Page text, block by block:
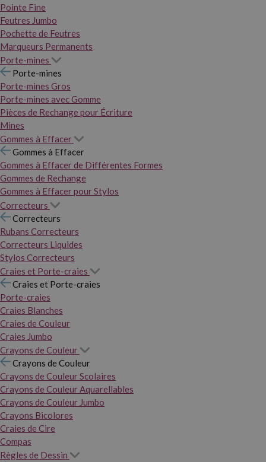
Pointe Fine
Feutres Jumbo
Pochette de Feutres
Marqueurs Permanents
Porte-mines
Porte-mines
Porte-mines Gros
Porte-mines avec Gomme
Pièces de Rechange pour Écriture
Mines
Gommes à Effacer
Gommes à Effacer
Gommes à Effacer de Différentes Formes
Gommes de Rechange
Gommes à Effacer pour Stylos
Correcteurs
Correcteurs
Rubans Correcteurs
Correcteurs Liquides
Stylos Correcteurs
Craies et Porte-craies
Craies et Porte-craies
Porte-craies
Craies Blanches
Craies de Couleur
Craies Jumbo
Crayons de Couleur
Crayons de Couleur
Crayons de Couleur Scolaires
Crayons de Couleur Aquarellables
Crayons de Couleur Jumbo
Crayons Bicolores
Craies de Cire
Compas
Règles de Dessin